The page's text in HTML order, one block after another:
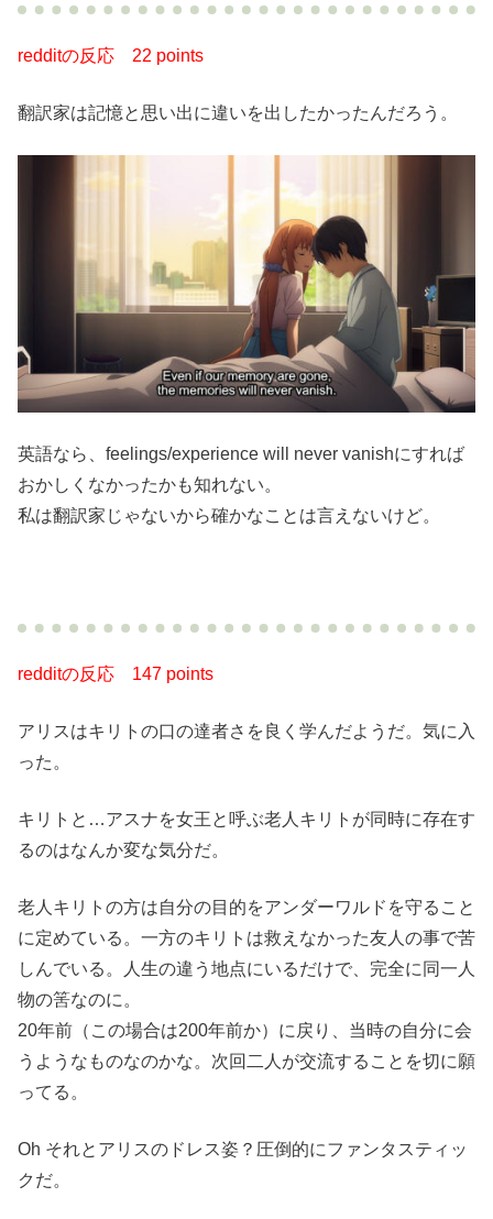
redditの反応 22 points
翻訳家は記憶と思い出に違いを出したかったんだろう。
英語なら、feelings/experience will never vanishにすれば
おかしくなかったかも知れない。
私は翻訳家じゃないから確かなことは言えないけど。
redditの反応 147 points
アリスはキリトの口の達者さを良く学んだようだ。気に入
った。
キリトと…アスナを女王と呼ぶ老人キリトが同時に存在す
るのはなんか変な気分だ。
老人キリトの方は自分の目的をアンダーワルドを守ること
に定めている。一方のキリトは救えなかった友人の事で苦
しんでいる。人生の違う地点にいるだけで、完全に同一人
物の筈なのに。
20年前（この場合は200年前か）に戻り、当時の自分に会
うようなものなのかな。次回二人が交流することを切に願
ってる。
Oh それとアリスのドレス姿？圧倒的にファンタスティッ
クだ。